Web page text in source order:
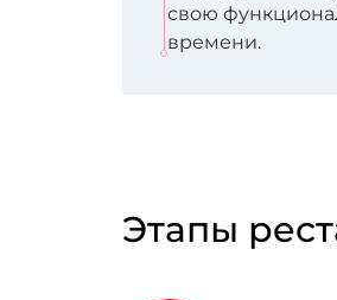
свою
времени.
Этапы